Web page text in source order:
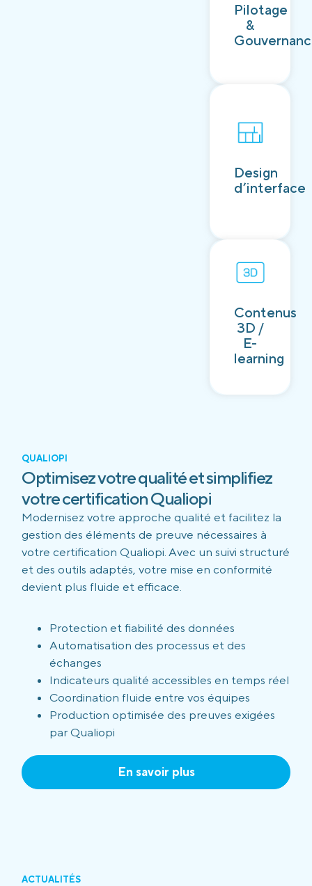
Pilotage
&
Découvrir
Design
d’interface
Contenus
3D /
E-
learning
Découvrir
QUALIOPI
Optimisez votre qualité et simplifiez
votre certification Qualiopi
Modernisez votre approche qualité et facilitez la
gestion des éléments de preuve nécessaires à
votre certification Qualiopi. Avec un suivi structuré
et des outils adaptés, votre mise en conformité
devient plus fluide et efficace.
Protection et fiabilité des données
Automatisation des processus et des
échanges
Indicateurs qualité accessibles en temps réel
Coordination fluide entre vos équipes
Production optimisée des preuves exigées
par Qualiopi
En savoir plus
ACTUALITÉS